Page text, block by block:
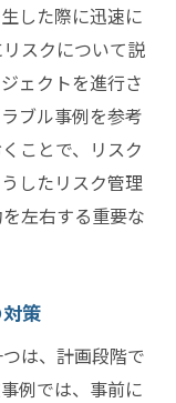
した際に迅速に
スクについて説
ェクトを進行さ
ブル事例を参考
ことで、リスク
したリスク管理
左右する重要な
策
は、計画段階で
例では、事前に